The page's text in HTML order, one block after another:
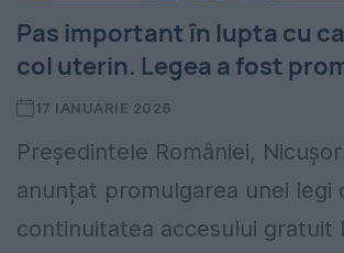
Pas important în lupta cu
col uterin. Legea a fost
17 IANUARIE 2026
Președintele României,
anunțat promulgarea unei legi
continuitatea accesului gratuit